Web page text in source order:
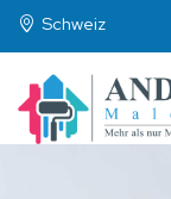
Schweiz